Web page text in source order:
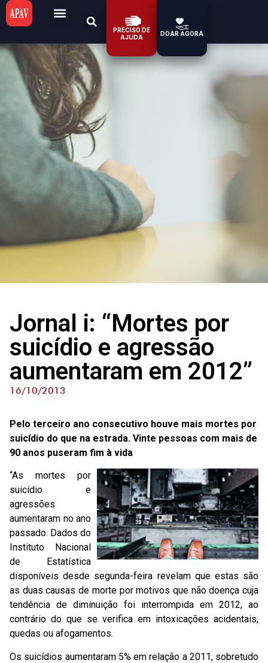
PRECISO DE
AJUDA
DOAR AGORA
Jornal i: “Mortes por
suicídio e agressão
aumentaram em 2012”
16/10/2013
Pelo terceiro ano consecutivo houve mais mortes por
suicídio do que na estrada. Vinte pessoas com mais de
90 anos puseram fim à vida
“As mortes por
suicídio e
agressões
aumentaram no ano
passado. Dados do
Instituto Nacional
de Estatística
disponíveis desde segunda-feira revelam que estas são
as duas causas de morte por motivos que não doença cuja
tendência de diminuição foi interrompida em 2012, ao
contrário do que se verifica em intoxicações acidentais,
quedas ou afogamentos.
Os suicídios aumentaram 5% em relação a 2011, sobretudo